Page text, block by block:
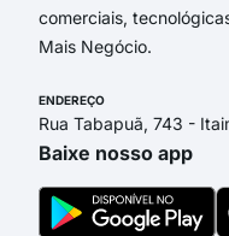
comerciais,
Mais Negócio.
ENDEREÇO
Rua Tabapuã, 743 -
Baixe nosso app